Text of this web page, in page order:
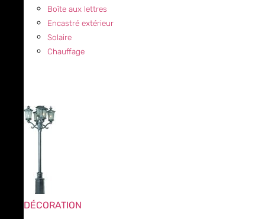
Boîte aux lettres
Encastré extérieur
Solaire
Chauffage
DÉCORATION